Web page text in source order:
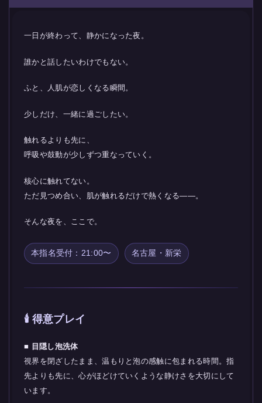
一日が終わって、静かになった夜。
誰かと話したいわけでもない。
ふと、人肌が恋しくなる瞬間。
少しだけ、一緒に過ごしたい。
触れるよりも先に、
呼吸や鼓動が少しずつ重なっていく。
核心に触れてない。
ただ見つめ合い、肌が触れるだけで熱くなる――。
そんな夜を、ここで。
本指名受付：21:00〜 名古屋・新栄
🕯 得意プレイ
■ 目隠し泡洗体
視界を閉ざしたまま、温もりと泡の感触に包まれる時間。指
先よりも先に、心がほどけていくような静けさを大切にして
います。